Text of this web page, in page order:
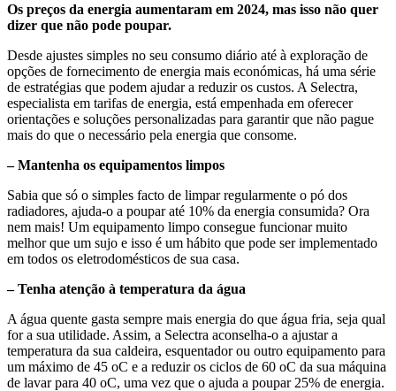
Os preços da energia aumentaram em 2024, mas isso não quer
dizer que não pode poupar.
Desde ajustes simples no seu consumo diário até à exploração de
opções de fornecimento de energia mais económicas, há uma série
de estratégias que podem ajudar a reduzir os custos. A Selectra,
especialista em tarifas de energia, está empenhada em oferecer
orientações e soluções personalizadas para garantir que não pague
mais do que o necessário pela energia que consome.
– Mantenha os equipamentos limpos
Sabia que só o simples facto de limpar regularmente o pó dos
radiadores, ajuda-o a poupar até 10% da energia consumida? Ora
nem mais! Um equipamento limpo consegue funcionar muito
melhor que um sujo e isso é um hábito que pode ser implementado
em todos os eletrodomésticos de sua casa.
– Tenha atenção à temperatura da água
A água quente gasta sempre mais energia do que água fria, seja qual
for a sua utilidade. Assim, a Selectra aconselha-o a ajustar a
temperatura da sua caldeira, esquentador ou outro equipamento para
um máximo de 45 oC e a reduzir os ciclos de 60 oC da sua máquina
de lavar para 40 oC, uma vez que o ajuda a poupar 25% de energia.